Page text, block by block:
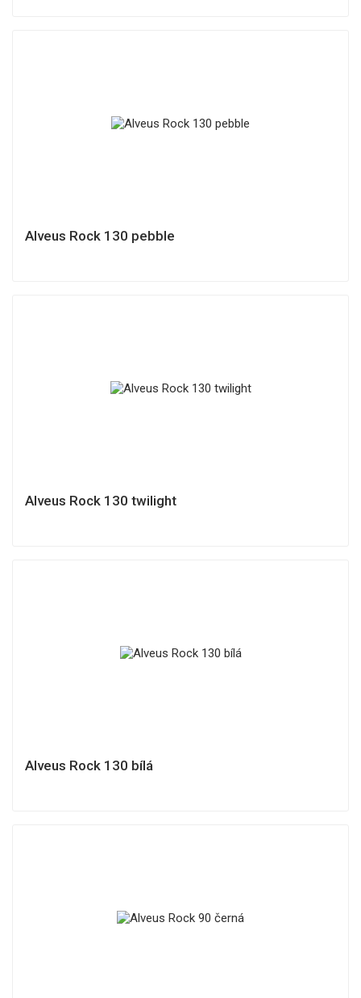
Alveus Rock 130 pebble
Alveus Rock 130 twilight
Alveus Rock 130 bílá